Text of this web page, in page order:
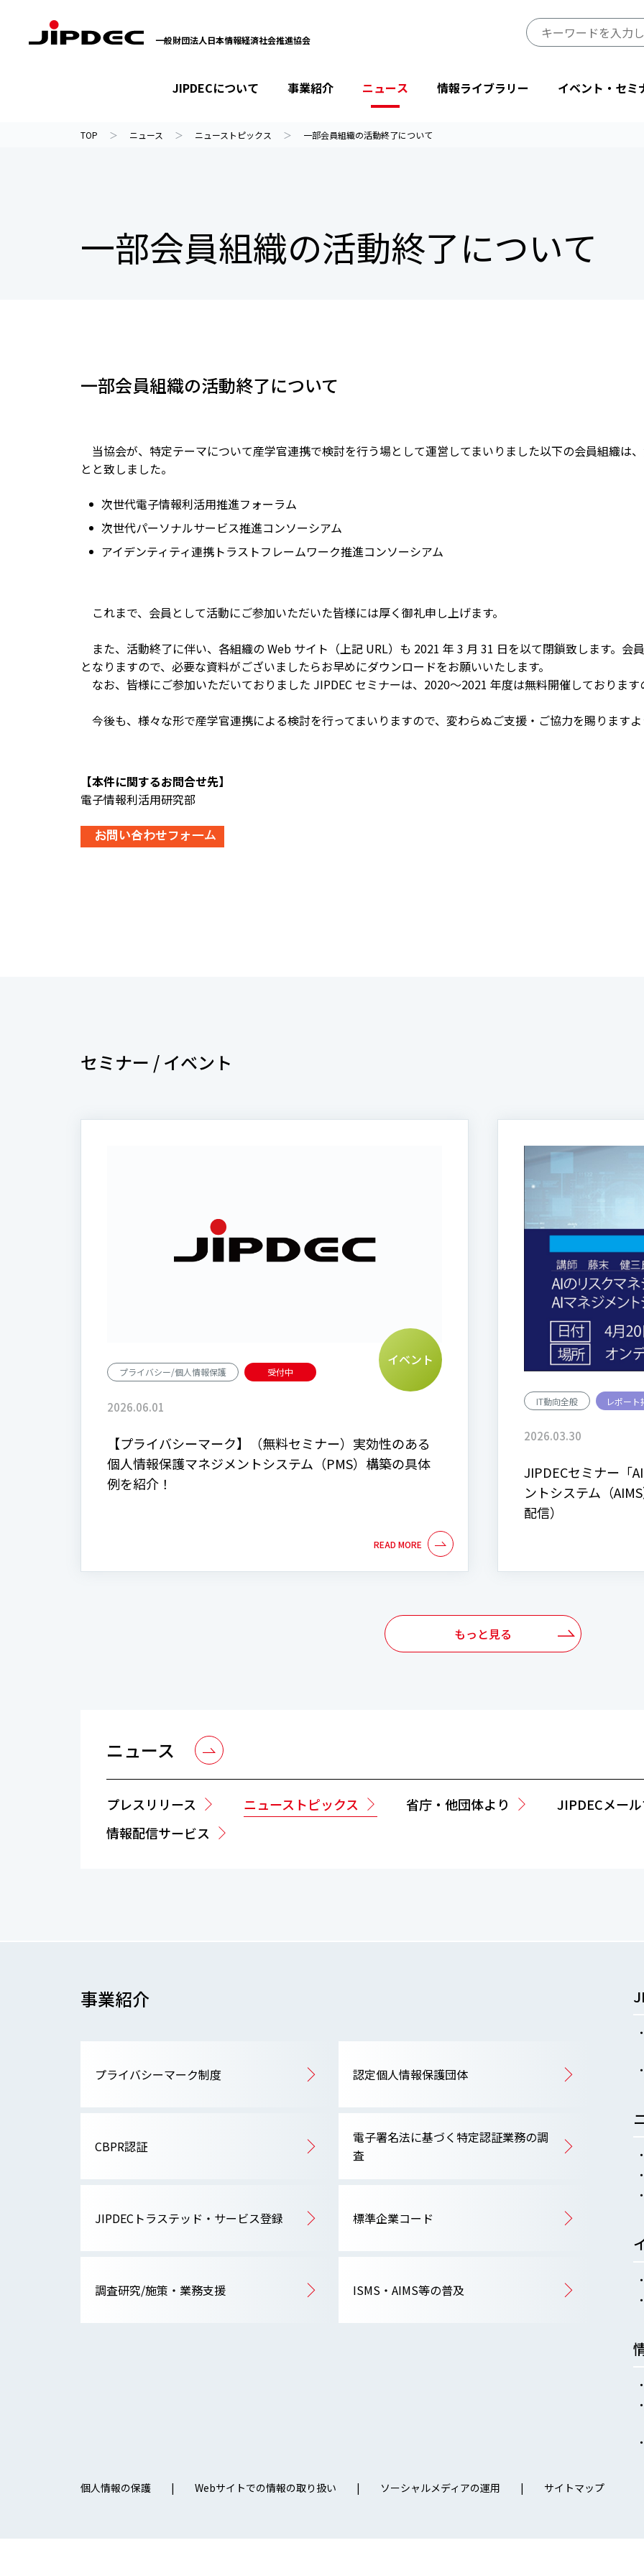
一般財団法人日本情報経済社会推進協会
JIPDECについて
協会情報
事業紹介
テーマから探す
ニュース
省庁・他団体より
情報ライブラリー
情報マネジメントシステム関連文書
イベント・セミ
後援・協賛
TOP ニュース ニューストピックス 一部会員組織の活動終了について
一部会員組織の活動終了について
一部会員組織の活動終了について
当協会が、特定テーマについて産学官連携で検討を行う場として運営してまいりました以下の会員組織は
とと致しました。
次世代電子情報利活用推進フォーラム
次世代パーソナルサービス推進コンソーシアム
アイデンティティ連携トラストフレームワーク推進コンソーシアム
これまで、会員として活動にご参加いただいた皆様には厚く御礼申し上げます。
また、活動終了に伴い、各組織の Web サイト（上記 URL）も 2021 年 3 月 31 日を以て閉鎖致します。会
となりますので、必要な資料がございましたらお早めにダウンロードをお願いいたします。
なお、皆様にご参加いただいておりました JIPDEC セミナーは、2020～2021 年度は無料開催しております
今後も、様々な形で産学官連携による検討を行ってまいりますので、変わらぬご支援・ご協力を賜りますよ
【本件に関するお問合せ先】
電子情報利活用研究部
セミナー / イベント
プライバシー/個人情報保護 受付中
イベント
2026.06.01
【プライバシーマーク】（無料セミナー）実効性のある
個人情報保護マネジメントシステム（PMS）構築の具体
例を紹介！
IT動向全般 レポート
2026.03.30
JIPDECセミナー「
ントシステム（
配信）
もっと見る
ニュース
プレスリリース ニューストピックス 省庁・他団体より
JIPDECメー
情報配信サービス
事業紹介
プライバシーマーク制度 認定個人情報保護団体
CBPR認証
電子署名法に基づく特定認証業務の調
査
JIPDECトラステッド・サービス登録 標準企業コード
調査研究/施策・業務支援 ISMS・AIMS等の普及
個人情報の保護 Webサイトでの情報の取り扱い ソーシャルメディアの運用 サイトマップ